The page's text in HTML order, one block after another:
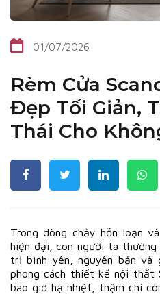
01/07/2026
Rèm Cửa
Đẹp Tối Giản,
Thái Cho
Trong dòng chảy hỗn loạn
hiện đại, con người ta
trị bình yên, nguyên bản
phong cách thiết kế nội thất
bao giờ hạ nhiệt, thậm chí